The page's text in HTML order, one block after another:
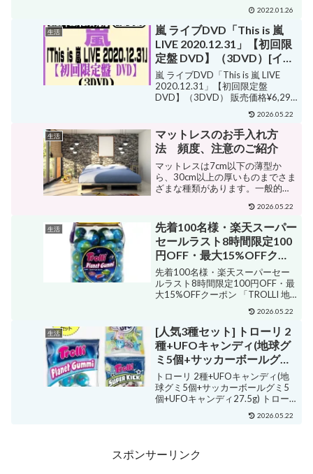
ポートするショッピングサイトに
なります。ソファやベッドを始
め、オリジナル家具からアウトド
ア用品まで、幅広いインテリア家
具...
2022.01.26
生活
嵐 ライブDVD「This is 嵐
LIVE 2020.12.31」【初回限
定盤 DVD】（3DVD）[イオ
ンモール久御山店]
嵐 ライブDVD「This is 嵐 LIVE
2020.12.31」【初回限定盤
DVD】（3DVD） 販売価格¥6,299
ショップ名京都 JEUGIA（ジュー
ジヤ 楽器）ジャンルアイドル購入
する 嵐 活動休止前ラストライブを
パッケージ化...
2026.05.22
生活
マットレスのお手入れ方
法 頻度、注意のご紹介
マットレスは7cm以下の薄型か
ら、30cm以上の厚いものまでさま
ざまな種類があります。一般的に
ットレス単体で長く使いた
い、、、となってくると高密度か
つ厚さ10cmぐらいが理想と言われ
ていたりします。。。。ただ、...
2026.05.22
生活
先着100名様・楽天スーパー
セールラスト8時間限定100
円OFF・最大15%OFFクー
ポン 「TROLLI 地球ゼリ
ー」スペイン産正規品話題
の地球グミ/61個入り/韓国
大人気スイーツ/地球ゼリ
ー/プレネットグミ/目玉グ
ミ/韓国食品/韓国お菓子/ト
ローリ
先着100名様・楽天スーパーセー
ルラスト8時間限定100円OFF・最
大15%OFFクーポン 「TROLLI 地
の地球グミ/61個入り/韓国大人気
スイーツ/地球ゼリー/プレネット
グミ/目玉グミ/韓国食品/韓国お
菓...
2026.05.22
生活
[人気3種セット] トローリ 2
種+UFOキャンディ(地球グ
ミ5個+サッカーボールグミ
5個+UFOキャンディ27.5g)
トローリ ASTRO 正規品
トローリ 2種+UFOキャンディ(地
球グミ5個+サッカーボールグミ5
個+UFOキャンディ27.5g) トロー
リ ASTRO 正規品 販売価格¥2,200
ショップ名GoBuyKOREAジャンル
2026.05.22
スポンサーリンク